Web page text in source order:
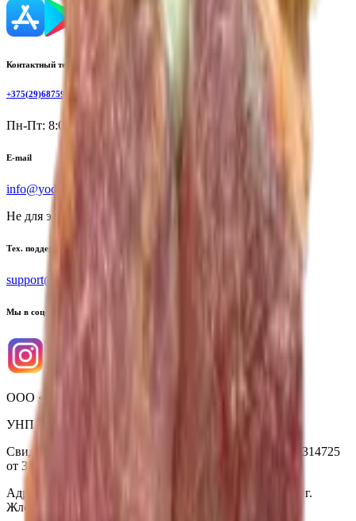
Контактный телефон
+375(29)6875999
Пн-Пт: 8:00 - 17:00
E-mail
info@yoda.by
Не для электронных обращений
Тех. поддержка
support@yoda.by
Мы в соцсетях
ООО «Торговая сеть «Продмир»
УНП 490314725
Свидетельство о государственной регистрации № 490314725
от 30.05.2003г выдано Гомельским облисполкомом
Адрес: 247210, Республика Беларусь, Гомельская обл., г.
Жлобин, ул. Козлова 2-А